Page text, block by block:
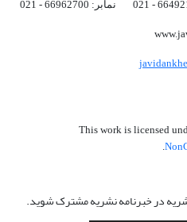
This work is licensed
در خبرنامه نشریه مشترک شوید.